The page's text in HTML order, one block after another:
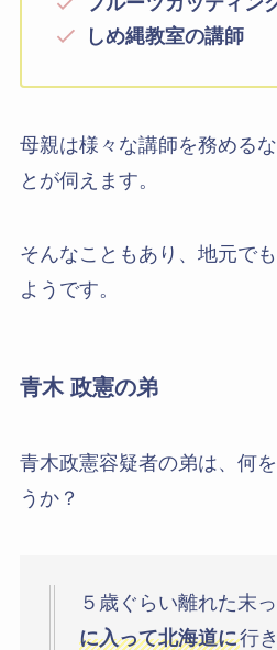
しめ縄教室の講師
母親は様々な講師を務める
とが伺えます。
そんなこともあり、地元で
ようです。
青木 政憲の弟
青木政憲容疑者の弟は、何
うか？
５歳ぐらい離れた末
に入って北海道に行